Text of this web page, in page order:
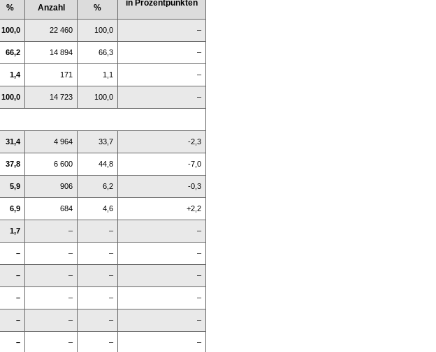
in Prozentpunkten
% Anzahl %
100,0 22 460 100,0 –
66,2 14 894 66,3 –
1,4 171 1,1 –
100,0 14 723 100,0 –
31,4 4 964 33,7 -2,3
37,8 6 600 44,8 -7,0
5,9 906 6,2 -0,3
6,9 684 4,6 +2,2
1,7 – – –
– – – –
– – – –
– – – –
– – – –
– – – –